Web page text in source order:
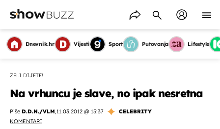
Dnevnik.hr Vijesti Sport Putovanja Lifestyle
ŽELI DIJETE!
Na vrhuncu je slave, no ipak nesretna
Piše D.D.N./VLM,11.03.2012 @ 15:37
CELEBRITY
KOMENTARI